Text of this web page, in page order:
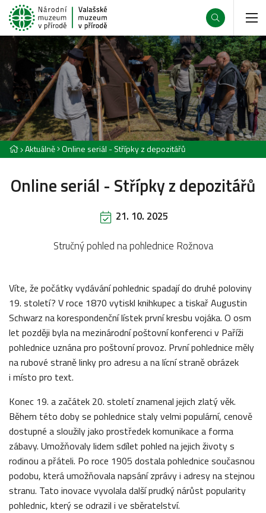
Aktuálně Online seriál - Střípky z depozitářů
Online seriál - Střípky z depozitářů
21. 10. 2025
Stručný pohled na pohlednice Rožnova
Víte, že počátky vydávání pohlednic spadají do druhé poloviny
19. století? V roce 1870 vytiskl knihkupec a tiskař Augustin
Schwarz na korespondenční lístek první kresbu vojáka. O osm
let později byla na mezinárodní poštovní konferenci v Paříži
pohlednice uznána pro poštovní provoz. První pohlednice měly
na rubové straně linky pro adresu a na lícní straně obrázek
i místo pro text.
Konec 19. a začátek 20. století znamenal jejich zlatý věk.
Během této doby se pohlednice staly velmi populární, cenově
dostupné a sloužily jako prostředek komunikace a forma
zábavy. Umožňovaly lidem sdílet pohled na jejich životy s
rodinou a přáteli. Po roce 1905 dostala pohlednice současnou
podobu, která umožňovala napsání zprávy i adresy na stejnou
stranu. Tato inovace vyvolala další prudký nárůst popularity
pohlednic, který se odrazil i ve sběratelství.